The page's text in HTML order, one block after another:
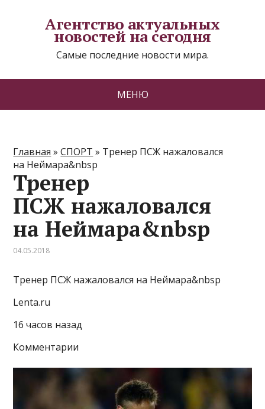
Агентство актуальных
новостей на сегодня
Самые последние новости мира.
МЕНЮ
Главная »СПОРТ » Тренер ПСЖ нажаловался
на Неймара&nbsp
Тренер
ПСЖ нажаловался
на Неймара&nbsp
04.05.2018
Тренер ПСЖ нажаловался на Неймара&nbsp
Lenta.ru
16 часов назад
Комментарии